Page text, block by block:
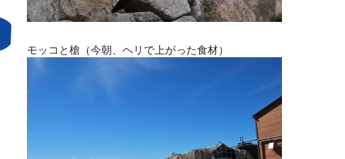
モッコと槍（今朝、ヘリで上がった食材）